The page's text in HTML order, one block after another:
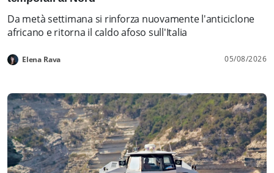
Da metà settimana si rinforza nuovamente l'anticiclone
africano e ritorna il caldo afoso sull'Italia
Elena Rava 05/08/2026